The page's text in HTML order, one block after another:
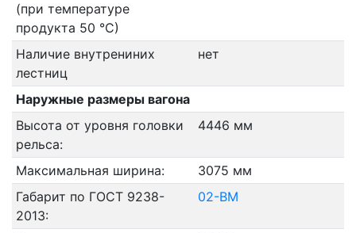
(при температуре
продукта 50 °С)
Наличие внутрениних
лестниц
нет
Наружные размеры вагона
Высота от уровня головки
рельса:
4446 мм
Максимальная ширина:
3075 мм
Габарит по ГОСТ 9238-
2013:
02-ВМ